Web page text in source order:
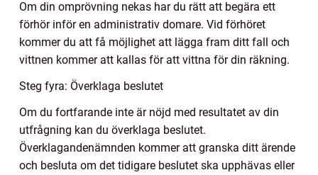
Om din omprövning nekas har du rätt att begära ett
förhör inför en administrativ domare. Vid förhöret
kommer du att få möjlighet att lägga fram ditt fall och
vittnen kommer att kallas för att vittna för din räkning.
Steg fyra: Överklaga beslutet
Om du fortfarande inte är nöjd med resultatet av din
utfrågning kan du överklaga beslutet.
Överklagandenämnden kommer att granska ditt ärende
och besluta om det tidigare beslutet ska upphävas eller